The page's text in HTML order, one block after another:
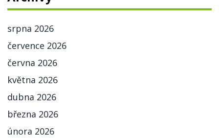
srpna 2026
července 2026
června 2026
května 2026
dubna 2026
března 2026
února 2026